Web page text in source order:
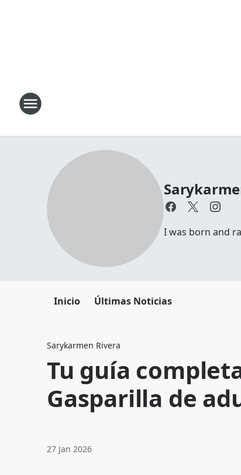
I was born and
Inicio Últimas Noticias
Sarykarmen Rivera
Tu guía
Gasparilla de
27 Jan 2026